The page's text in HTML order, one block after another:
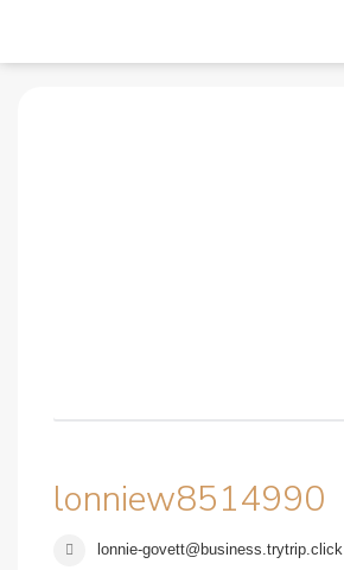
lonniew8514990
lonnie-govett@business.trytrip.click